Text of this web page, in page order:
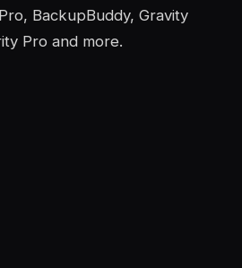
BackupBuddy, Gravity
Pro and more.